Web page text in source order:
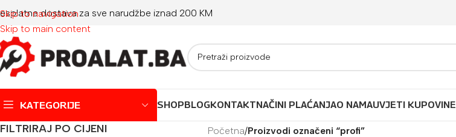
Skip to navigation
Skip to main content
dostava za sve narudžbe iznad 200 KM
KATEGORIJE SHOPBLOGKONTAKTNAČINI PLAĆANJAO NAMAUVJETI KUPOVINE
FILTRIRAJ PO CIJENI Početna/Proizvodi označeni “profi”